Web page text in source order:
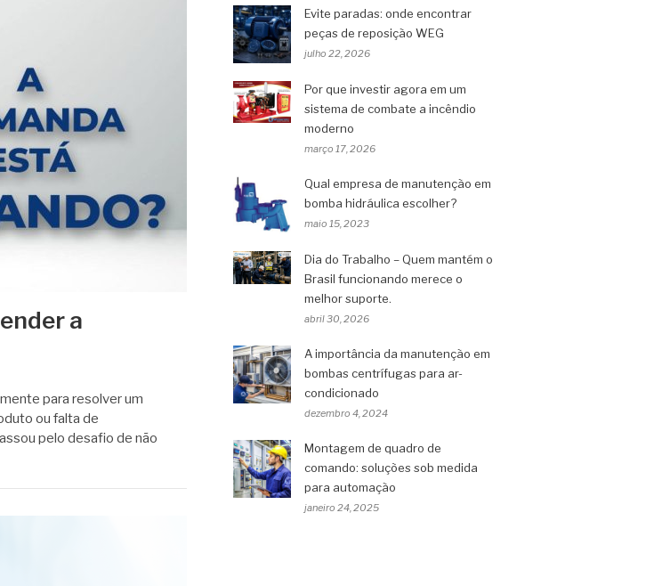
a
para resolver um
ou falta de
pelo desafio de não
Evite paradas: onde encontrar
peças de reposição WEG
julho 22, 2026
Por que investir agora em um
sistema de combate a incêndio
moderno
março 17, 2026
Qual empresa de manutenção em
bomba hidráulica escolher?
maio 15, 2023
Dia do Trabalho – Quem mantém o
Brasil funcionando merece o
melhor suporte.
abril 30, 2026
A importância da manutenção em
bombas centrífugas para ar-
condicionado
dezembro 4, 2024
Montagem de quadro de
comando: soluções sob medida
para automação
janeiro 24, 2025